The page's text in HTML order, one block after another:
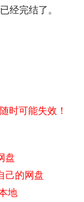
经完结了。
时可能失效！
盘
己的网盘
地